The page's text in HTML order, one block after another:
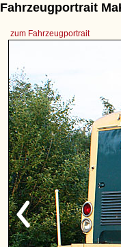
Fahrzeugportrait
zum Fahrzeugportrait